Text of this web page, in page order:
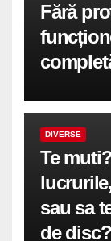
Fără
DIVERSE
Te
sau sa
de disc?